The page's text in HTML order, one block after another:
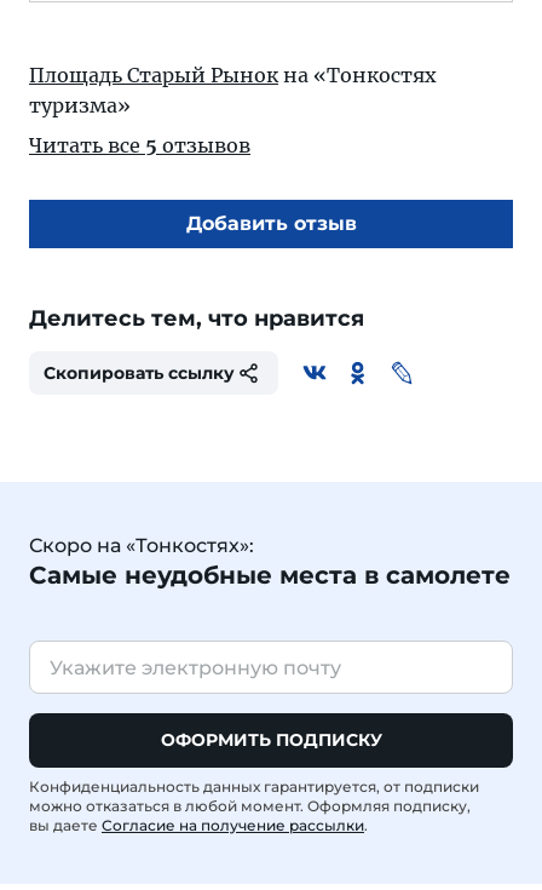
Площадь Старый Рынокна «Тонкостях
туризма»
Читать все 5 отзывов
Добавить отзыв
Делитесь тем, что нравится
Скопировать ссылку
Скоро на «Тонкостях»:
Самые неудобные места в самолете
ОФОРМИТЬ ПОДПИСКУ
Конфиденциальность данных гарантируется, от подписки
можно отказаться в любой момент. Оформляя подписку,
вы даете Согласие на получение рассылки.